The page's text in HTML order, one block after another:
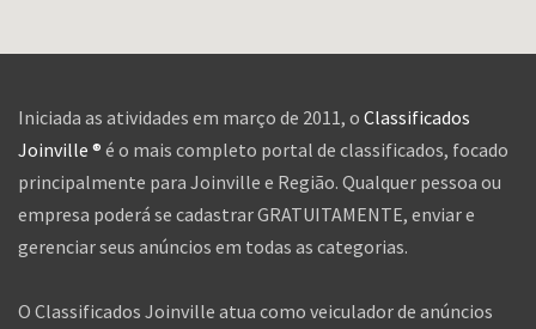
Iniciada as atividades em março de 2011, o Classificados
Joinville ® é o mais completo portal de classificados, focado
principalmente para Joinville e Região. Qualquer pessoa ou
empresa poderá se cadastrar GRATUITAMENTE, enviar e
gerenciar seus anúncios em todas as categorias.
O Classificados Joinville atua como veiculador de anúncios